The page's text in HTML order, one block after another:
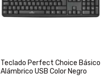
Teclado Perfect Choice Básico
Alámbrico USB Color Negro